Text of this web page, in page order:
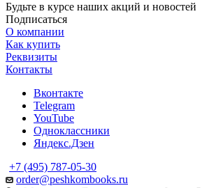
Будьте в курсе наших акций и новостей
Подписаться
О компании
Как купить
Реквизиты
Контакты
Вконтакте
Telegram
YouTube
Одноклассники
Яндекс.Дзен
+7 (495) 787-05-30
order@peshkombooks.ru